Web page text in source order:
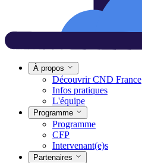
À propos
Découvrir CND France
Infos pratiques
L'équipe
Programme
Programme
CFP
Intervenant(e)s
Partenaires